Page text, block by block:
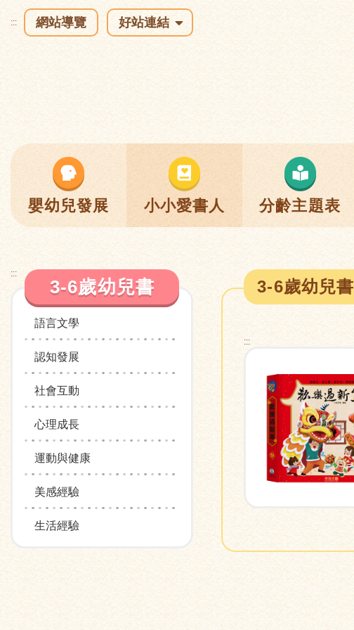
::: 網站導覽 好站連結
嬰幼兒發展 小小愛書人 分齡主題表
:::
3-6歲幼兒書
語言文學
認知發展
社會互動
心理成長
運動與健康
美感經驗
生活經驗
3-6歲幼兒書
:::